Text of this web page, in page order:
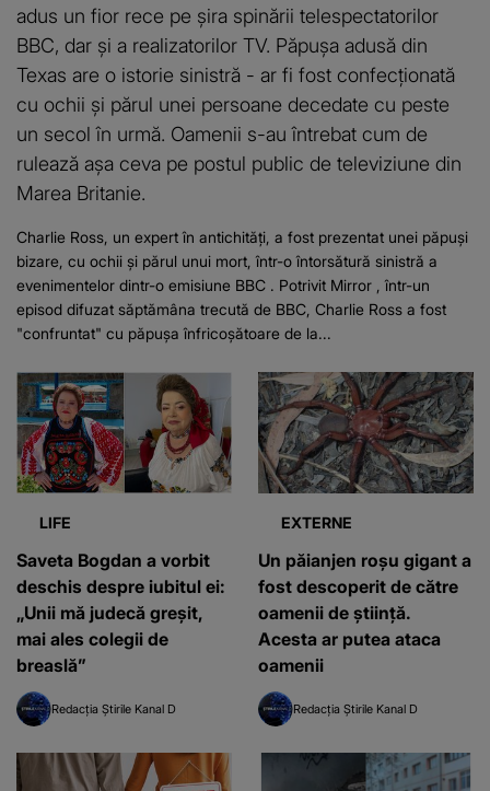
adus un fior rece pe șira spinării telespectatorilor
BBC, dar și a realizatorilor TV. Păpușa adusă din
Texas are o istorie sinistră - ar fi fost confecționată
cu ochii și părul unei persoane decedate cu peste
un secol în urmă. Oamenii s-au întrebat cum de
rulează așa ceva pe postul public de televiziune din
Marea Britanie.
Charlie Ross, un expert în antichități, a fost prezentat unei păpuși
bizare, cu ochii și părul unui mort, într-o întorsătură sinistră a
evenimentelor dintr-o emisiune BBC . Potrivit Mirror , într-un
episod difuzat săptămâna trecută de BBC, Charlie Ross a fost
"confruntat" cu păpușa înfricoșătoare de la...
LIFE
Saveta Bogdan a vorbit
deschis despre iubitul ei:
„Unii mă judecă greșit,
mai ales colegii de
breaslă”
Redacția Știrile Kanal D
EXTERNE
Un păianjen roșu gigant a
fost descoperit de către
oamenii de știință.
Acesta ar putea ataca
oamenii
Redacția Știrile Kanal D